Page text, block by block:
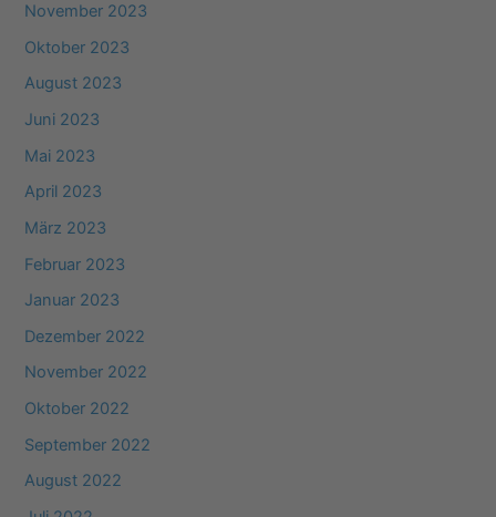
November 2023
Oktober 2023
August 2023
Juni 2023
Mai 2023
April 2023
März 2023
Februar 2023
Januar 2023
Dezember 2022
November 2022
Oktober 2022
September 2022
August 2022